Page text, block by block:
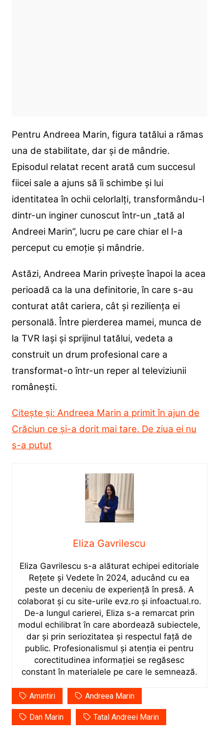
Pentru Andreea Marin, figura tatălui a rămas
una de stabilitate, dar și de mândrie.
Episodul relatat recent arată cum succesul
fiicei sale a ajuns să îi schimbe și lui
identitatea în ochii celorlalți, transformându-l
dintr-un inginer cunoscut într-un „tată al
Andreei Marin”, lucru pe care chiar el l-a
perceput cu emoție și mândrie.
Astăzi, Andreea Marin privește înapoi la acea
perioadă ca la una definitorie, în care s-au
conturat atât cariera, cât și reziliența ei
personală. Între pierderea mamei, munca de
la TVR Iași și sprijinul tatălui, vedeta a
construit un drum profesional care a
transformat-o într-un reper al televiziunii
românești.
Citește și: Andreea Marin a primit în ajun de
Crăciun ce și-a dorit mai tare. De ziua ei nu
s-a putut
Eliza Gavrilescu
Eliza Gavrilescu s-a alăturat echipei editoriale
Rețete şi Vedete în 2024, aducând cu ea
peste un deceniu de experiență în presă. A
colaborat și cu site-urile evz.ro și infoactual.ro.
De-a lungul carierei, Eliza s-a remarcat prin
modul echilibrat în care abordează subiectele,
dar și prin seriozitatea și respectul față de
public. Profesionalismul și atenția ei pentru
corectitudinea informației se regăsesc
constant în materialele pe care le semnează.
Amintiri Andreea Marin
Dan Marin Tatal Andreei Marin